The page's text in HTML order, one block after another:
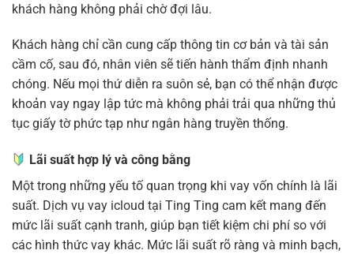
khách hàng không phải chờ đợi lâu.
Khách hàng chỉ cần cung cấp thông tin cơ bản và tài sản
cầm cố, sau đó, nhân viên sẽ tiến hành thẩm định nhanh
chóng. Nếu mọi thứ diễn ra suôn sẻ, bạn có thể nhận được
khoản vay ngay lập tức mà không phải trải qua những thủ
tục giấy tờ phức tạp như ngân hàng truyền thống.
Lãi suất hợp lý và công bằng
Một trong những yếu tố quan trọng khi vay vốn chính là lãi
suất. Dịch vụ vay icloud tại Ting Ting cam kết mang đến
mức lãi suất cạnh tranh, giúp bạn tiết kiệm chi phí so với
các hình thức vay khác. Mức lãi suất rõ ràng và minh bạch,